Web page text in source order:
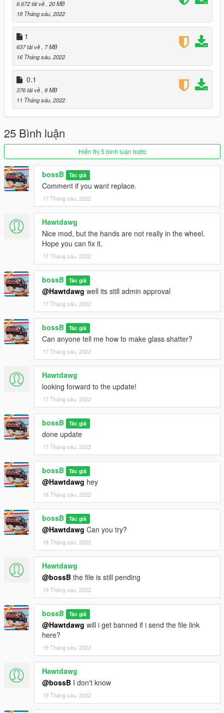
v0.1
Features:
Working dashboard / speedometer
Opening doors, Hood and Trunk
HQ interior
3D Engine
Installation is on zip folder
Requirements :
TrainerV:https://www.gta5-mods.com/scripts/simple-trainer-for-
Vehicle Addon Spawner: https://www.gta5-
mods.com/scripts/add-on-vehicle-spawner
6.672 tải về , 20 MB
18 Tháng sáu, 2022
1
637 tải về
, 7 MB
16 Tháng sáu, 2022
0.1
376 tải về , 8 MB
11 Tháng sáu, 2022
25 Bình luận
Hiển thị 5 bình luận trước
bossB Tác giả
Comment if you want replace.
17 Tháng sáu, 2022
Hawtdawg
Nice mod, but the hands are not really in the wheel.
Hope you can fix it.
17 Tháng sáu, 2022
bossB Tác giả
@Hawtdawg well its still admin approval
17 Tháng sáu, 2022
bossB Tác giả
Can anyone tell me how to make glass shatter?
17 Tháng sáu, 2022
Hawtdawg
looking forward to the update!
17 Tháng sáu, 2022
bossB Tác giả
done update
17 Tháng sáu, 2022
bossB Tác giả
@Hawtdawg hey
18 Tháng sáu, 2022
bossB Tác giả
@Hawtdawg Can you try?
18 Tháng sáu, 2022
Hawtdawg
@bossB the file is still pending
19 Tháng sáu, 2022
bossB Tác giả
@Hawtdawg will i get banned if i send the file link
here?
19 Tháng sáu, 2022
Hawtdawg
@bossB I don't know
19 Tháng sáu, 2022